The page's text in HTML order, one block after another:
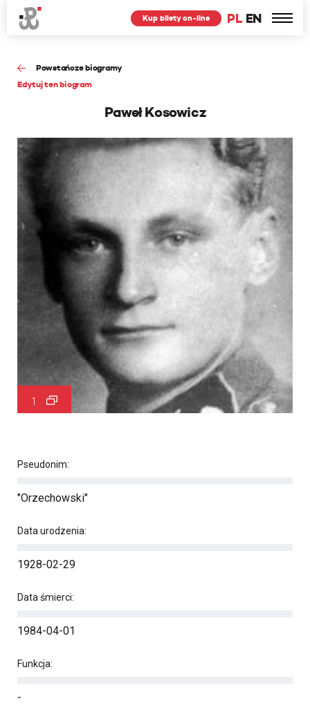
PL EN
Kup bilety on-line
Powstańcze biogramy
Edytuj ten biogram
Paweł Kosowicz
1
Pseudonim:
"Orzechowski"
Data urodzenia:
1928-02-29
Data śmierci:
1984-04-01
Funkcja:
-